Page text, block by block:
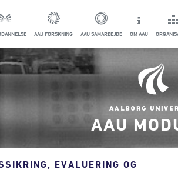
AAU FORSKNING AAU SAMARBEJDE OM AAU
AAU
EVALUERING OG